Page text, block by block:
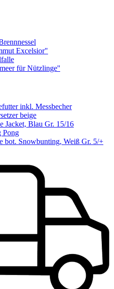
Excelsior"
für Nützlinge''
inkl. Messbecher
beige
Jacket, Blau Gr. 15/16
Pong
Snowbunting, Weiß Gr. 5/+